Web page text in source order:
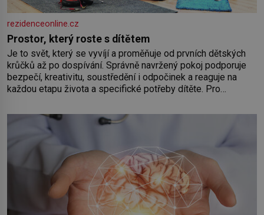
rezidenceonline.cz
Prostor, který roste s dítětem
Je to svět, který se vyvíjí a proměňuje od prvních dětských
krůčků až po dospívání. Správně navržený pokoj podporuje
bezpečí, kreativitu, soustředění i odpočinek a reaguje na
každou etapu života a specifické potřeby dítěte. Pro
by pokoj miminka měl působit především klidně a útulně.
Předškolní věk je